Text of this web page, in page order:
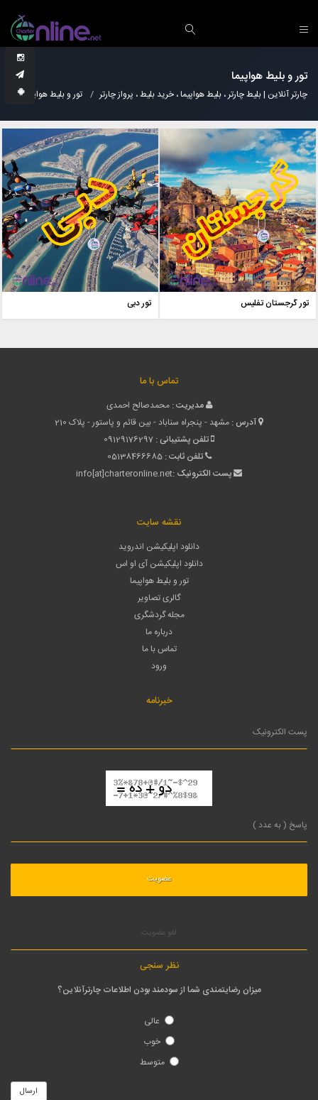
تور و بلیط هواپیما
چارتر آنلاین | بلیط چارتر ، بلیط هواپیما ، خرید بلیط ، پرواز چارتر تور و بلیط هواپیما
تور گرجستان تفلیس تور دبی
تماس با ما
مدیریت : محمدصالح احمدی
آدرس : مشهد - پنجراه سناباد - بین قائم و پاستور - پلاک 210
تلفن پشتیبانی : 09129176297
تلفن ثابت : 05138466685
پست الکترونیک :info[at]charteronline.net
نقشه سایت
دانلود اپلیکیشن اندروید
دانلود اپلیکیشن آی او اس
تور و بلیط هواپیما
گالری تصاویر
مجله گردشگری
درباره ما
تماس با ما
ورود
خبرنامه
لغو عضویت
نظر سنجی
میزان رضایتمندی شما از سودمند بودن اطلاعات چارترآنلاین؟
عالی
خوب
متوسط
ارسال